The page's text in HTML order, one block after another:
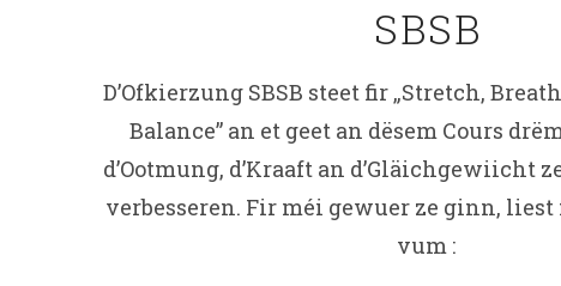
SBSB
D’Ofkierzung SBSB steet fir „Stretch,
Balance” an et geet an dësem Cours
d’Ootmung, d’Kraaft an d’Gläichgewiicht
verbesseren. Fir méi gewuer ze ginn,
vum :